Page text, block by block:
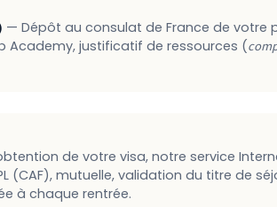
— Dépôt au consulat de France de votre
Academy, justificatif de ressources (
de votre visa, notre service
(CAF), mutuelle, validation du titre de
à chaque rentrée.